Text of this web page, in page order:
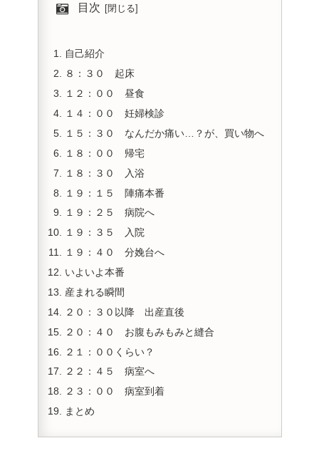
目次
自己紹介
８：３０ 起床
１２：００ 昼食
１４：００ 妊婦検診
１５：３０ なんだか痛い…？が、買い物へ
１８：００ 帰宅
１８：３０ 入浴
１９：１５ 陣痛本番
１９：２５ 病院へ
１９：３５ 入院
１９：４０ 分娩台へ
いよいよ本番
産まれる瞬間
２０：３０以降 出産直後
２０：４０ お腹もみもみと縫合
２１：００くらい？
２２：４５ 病室へ
２３：００ 病室到着
まとめ